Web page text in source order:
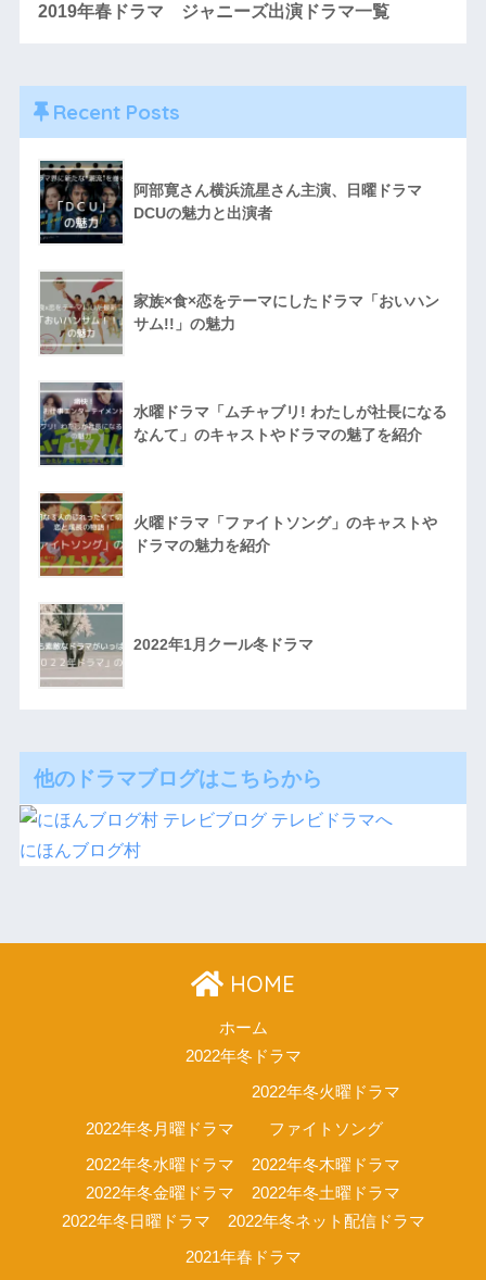
2019年春ドラマ ジャニーズ出演ドラマ一覧
Recent Posts
阿部寛さん横浜流星さん主演、日曜ドラマ
DCUの魅力と出演者
家族×食×恋をテーマにしたドラマ「おいハン
サム!!」の魅力
水曜ドラマ「ムチャブリ! わたしが社長になる
なんて」のキャストやドラマの魅了を紹介
火曜ドラマ「ファイトソング」のキャストや
ドラマの魅力を紹介
2022年1月クール冬ドラマ
他のドラマブログはこちらから
にほんブログ村
HOME
ホーム
2022年冬ドラマ
2022年冬月曜ドラマ
2022年冬火曜ドラマ
ファイトソング
2022年冬水曜ドラマ
2022年冬木曜ドラマ
2022年冬金曜ドラマ
2022年冬土曜ドラマ
2022年冬日曜ドラマ
2022年冬ネット配信ドラマ
2021年春ドラマ